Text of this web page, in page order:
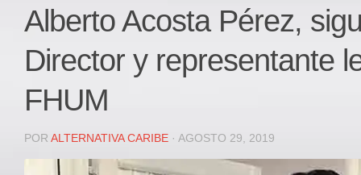
Deportes
JUDICIAL
REGIONAL
DEPARTAMENTAL
Internacional
Alberto Acosta Pérez,
Director y representante
FHUM
POR ALTERNATIVA CARIBE · AGOSTO 29, 2019